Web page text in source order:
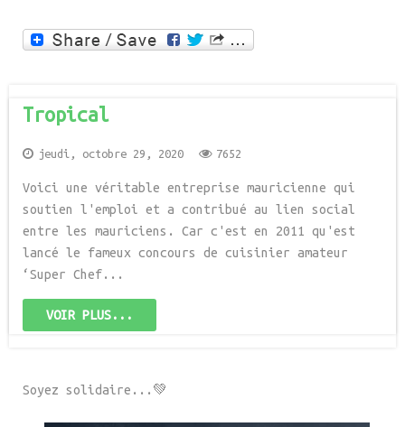
Tropical
jeudi, octobre 29, 2020 7652
Voici une véritable entreprise mauricienne qui
soutien l'emploi et a contribué au lien social
entre les mauriciens. Car c'est en 2011 qu'est
lancé le fameux concours de cuisinier amateur
‘Super Chef...
VOIR PLUS...
Soyez solidaire...💚